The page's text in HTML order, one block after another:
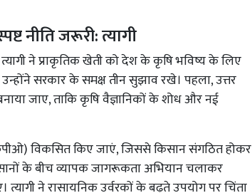
नीति जरूरी: त्यागी
ने प्राकृतिक खेती को देश के कृषि भविष्य के लिए
सरकार के समक्ष तीन सुझाव रखे। पहला, उत्तर
जाए, ताकि कृषि वैज्ञानिकों के शोध और नई
विकसित किए जाएं, जिससे किसान संगठित होकर
के बीच व्यापक जागरूकता अभियान चलाकर
ने रासायनिक उर्वरकों के बढ़ते उपयोग पर चिंता